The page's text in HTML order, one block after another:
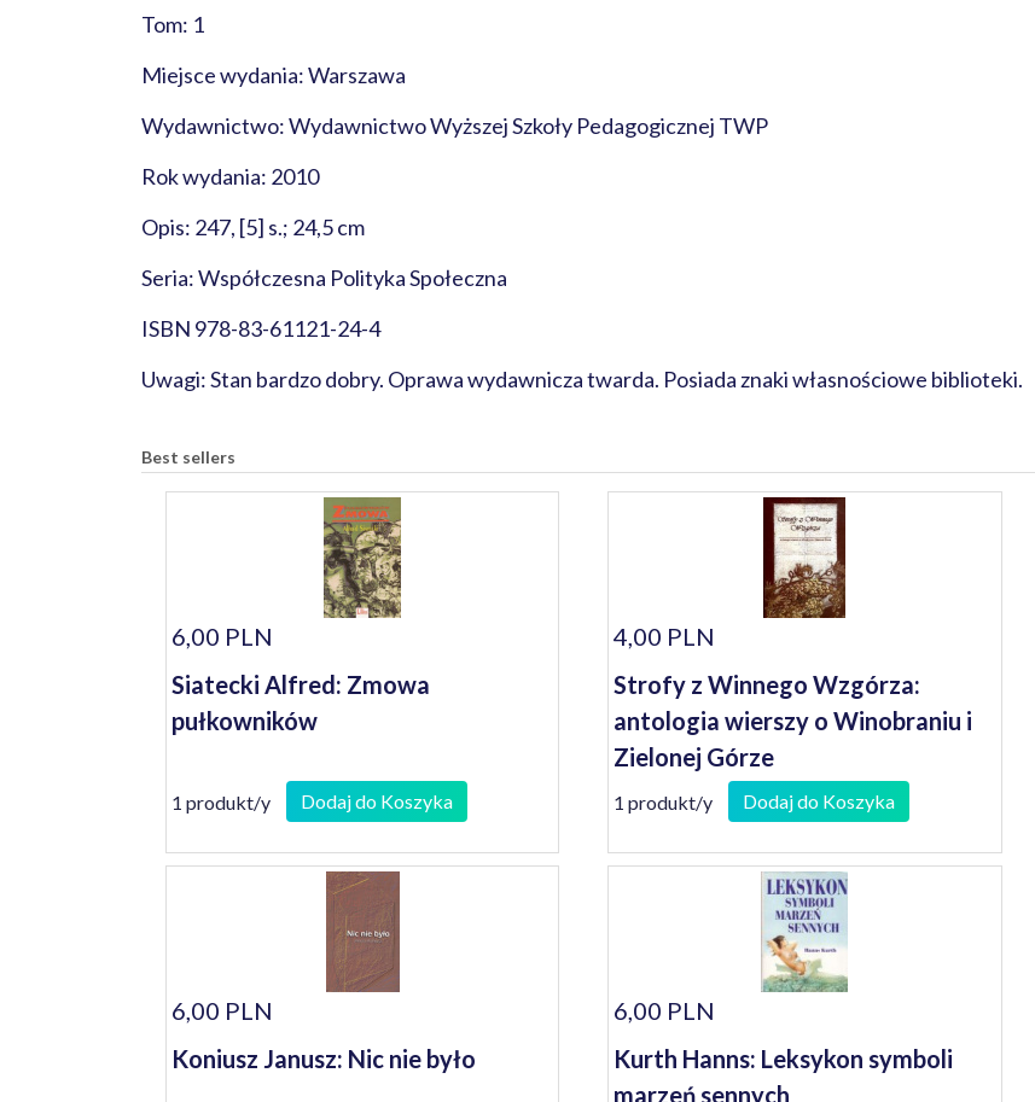
Tom: 1
Miejsce wydania: Warszawa
Wydawnictwo: Wydawnictwo Wyższej Szkoły Pedagogicznej TWP
Rok wydania: 2010
Opis: 247, [5] s.; 24,5 cm
Seria: Współczesna Polityka Społeczna
ISBN 978-83-61121-24-4
Uwagi: Stan bardzo dobry. Oprawa wydawnicza twarda. Posiada znaki własnościowe biblioteki.
Best sellers
6,00 PLN
Siatecki Alfred: Zmowa
pułkowników
1 produkt/y Dodaj do Koszyka
4,00 PLN
Strofy z Winnego Wzgórza:
antologia wierszy o Winobraniu i
Zielonej Górze
1 produkt/y Dodaj do Koszyka
6,00 PLN
Koniusz Janusz: Nic nie było
6,00 PLN
Kurth Hanns: Leksykon symboli
marzeń sennych